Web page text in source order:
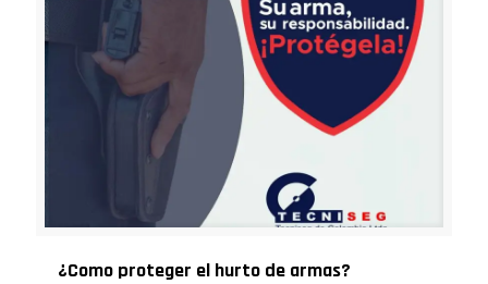
¿Como proteger el hurto de armas?